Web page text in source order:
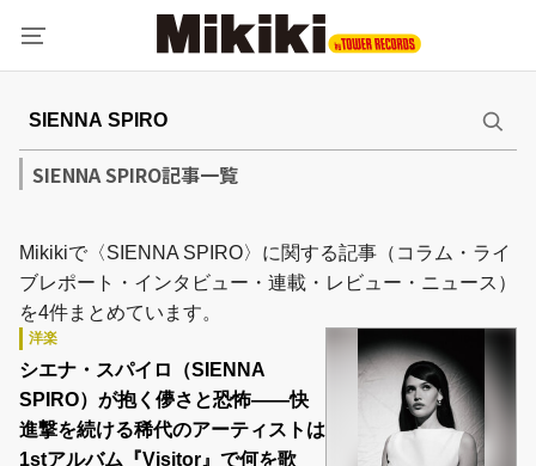
SIENNA SPIRO記事一覧
Mikikiで〈SIENNA SPIRO〉に関する記事（コラム・ライ
ブレポート・インタビュー・連載・レビュー・ニュース）
を4件まとめています。
洋楽
シエナ・スパイロ（SIENNA
SPIRO）が抱く儚さと恐怖――快
進撃を続ける稀代のアーティストは
1stアルバム『Visitor』で何を歌